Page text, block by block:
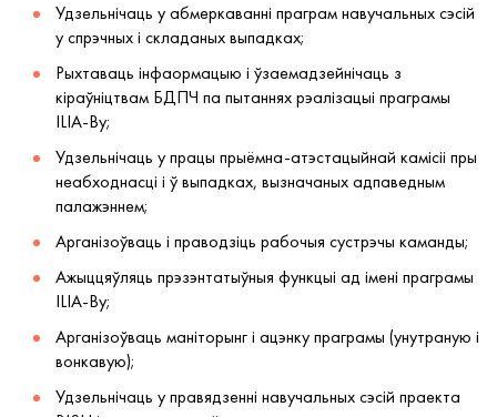
Удзельнічаць у абмеркаванні праграм навучальных сэсій
у спрэчных і складаных выпадках;
Рыхтаваць інфаормацыю і ўзаемадзейнічаць з
кіраўніцтвам БДПЧ па пытаннях рэалізацыі праграмы
ILIA-By;
Удзельнічаць у працы прыёмна-атэстацыйнай камісіі пры
неабходнасці і ў выпадках, вызначаных адпаведным
палажэннем;
Арганізоўваць і праводзіць рабочыя сустрэчы каманды;
Ажыццяўляць прэзэнтатыўныя функцыі ад імені праграмы
ILIA-By;
Арганізоўваць маніторынг і ацэнку праграмы (унутраную і
вонкавую);
Удзельнічаць у правядзенні навучальных сэсій праекта